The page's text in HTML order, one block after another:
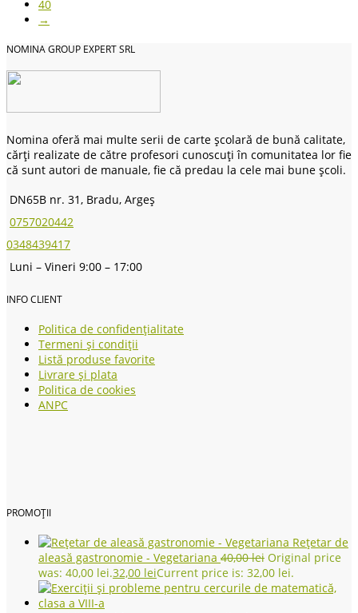
40
→
NOMINA GROUP EXPERT SRL
Nomina oferă mai multe serii de carte școlară de bună calitate,
cărți realizate de către profesori cunoscuți în comunitatea lor fie
că sunt autori de manuale, fie că predau la cele mai bune școli.
DN65B nr. 31, Bradu, Argeș
0757020442
0348439417
Luni – Vineri 9:00 – 17:00
INFO CLIENT
Politica de confidențialitate
Termeni și condiții
Listă produse favorite
Livrare și plata
Politica de cookies
ANPC
PROMOȚII
Rețetar de
aleasă gastronomie - Vegetariana 40,00lei Original price
was: 40,00 lei.32,00 leiCurrent price is: 32,00 lei.